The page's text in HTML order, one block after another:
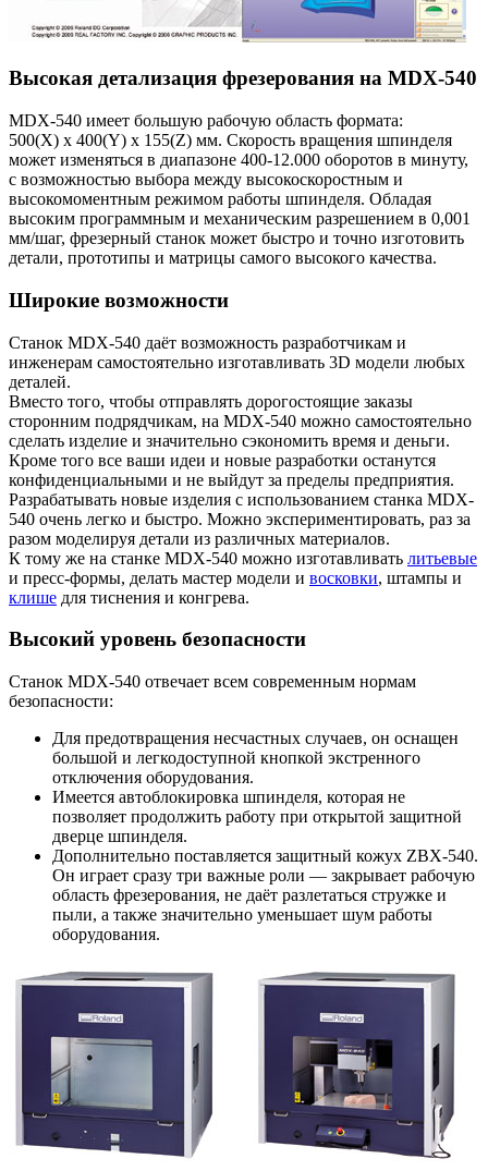
Высокая детализация фрезерования на MDX-540
MDX-540 имеет большую рабочую область формата:
500(X) x 400(Y) x 155(Z) мм. Скорость вращения шпинделя
может изменяться в диапазоне 400-12.000 оборотов в минуту,
c возможностью выбора между высокоскоростным и
высокомоментным режимом работы шпинделя. Обладая
высоким программным и механическим разрешением в 0,001
мм/шаг, фрезерный станок может быстро и точно изготовить
детали, прототипы и матрицы самого высокого качества.
Широкие возможности
Станок MDX-540 даёт возможность разработчикам и
инженерам самостоятельно изготавливать 3D модели любых
деталей.
Вместо того, чтобы отправлять дорогостоящие заказы
сторонним подрядчикам, на MDX-540 можно самостоятельно
сделать изделие и значительно сэкономить время и деньги.
Кроме того все ваши идеи и новые разработки останутся
конфиденциальными и не выйдут за пределы предприятия.
Разрабатывать новые изделия с использованием станка MDX-
540 очень легко и быстро. Можно экспериментировать, раз за
разом моделируя детали из различных материалов.
К тому же на станке MDX-540 можно изготавливать литьевые
и пресс-формы, делать мастер модели и восковки, штампы и
клише для тиснения и конгрева.
Высокий уровень безопасности
Станок MDX-540 отвечает всем современным нормам
безопасности:
Для предотвращения несчастных случаев, он оснащен
большой и легкодоступной кнопкой экстренного
отключения оборудования.
Имеется автоблокировка шпинделя, которая не
позволяет продолжить работу при открытой защитной
дверце шпинделя.
Дополнительно поставляется защитный кожух ZBX-540.
Он играет сразу три важные роли — закрывает рабочую
область фрезерования, не даёт разлетаться стружке и
пыли, а также значительно уменьшает шум работы
оборудования.